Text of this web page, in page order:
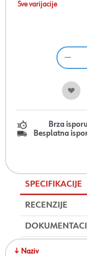
Sve varijacije
Brza
Besplatna
SPECIFIKACIJE
RECENZIJE
↓ Naziv